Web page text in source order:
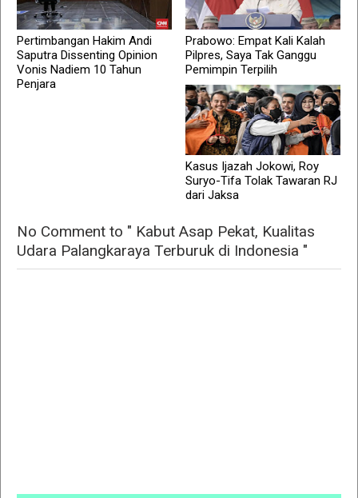
Pertimbangan Hakim Andi
Saputra Dissenting Opinion
Vonis Nadiem 10 Tahun
Penjara
Prabowo: Empat Kali Kalah
Pilpres, Saya Tak Ganggu
Pemimpin Terpilih
Kasus Ijazah Jokowi, Roy
Suryo-Tifa Tolak Tawaran RJ
dari Jaksa
No Comment to " Kabut Asap Pekat, Kualitas
Udara Palangkaraya Terburuk di Indonesia "